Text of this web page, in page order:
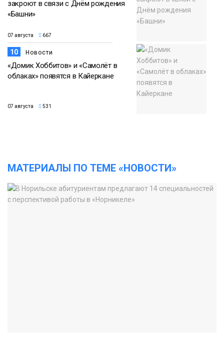
закроют в связи с Днём рождения
«Башни»
07 августа 667
10 Новости
«Домик Хоббитов» и «Самолёт в
облаках» появятся в Кайеркане
07 августа 531
МАТЕРИАЛЫ ПО ТЕМЕ «НОВОСТИ»